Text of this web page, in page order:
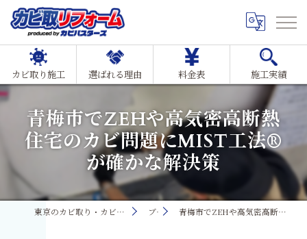
カビ取り施工 選ばれる理由 料金表 施工実績
青梅市でZEHや高気密高断熱
住宅のカビ問題にMIST工法®
が確かな解決策
東京のカビ取り・カビ対策ならMIST工法®カビ取リフォーム ブログ 青梅市でZEHや高気密高断熱住宅のカビ問題にMIST工法®が確かな解決策